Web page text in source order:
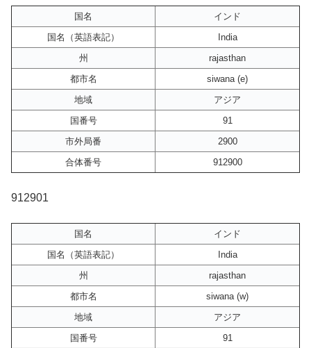
国名
インド
国名（英語表記）
India
州
rajasthan
都市名
siwana (e)
地域
アジア
国番号
91
市外局番
2900
合体番号
912900
912901
国名
インド
国名（英語表記）
India
州
rajasthan
都市名
siwana (w)
地域
アジア
国番号
91